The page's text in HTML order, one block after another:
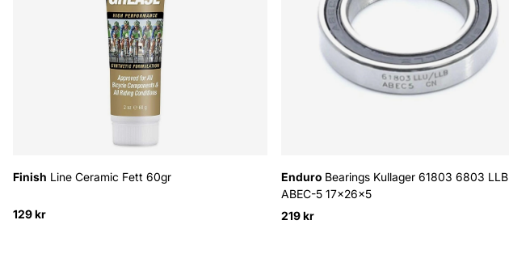
Finish Line Ceramic Fett 60gr
129 kr
Enduro Bearings Kullager 61803 6803 LLB
ABEC-5 17x26x5
219 kr